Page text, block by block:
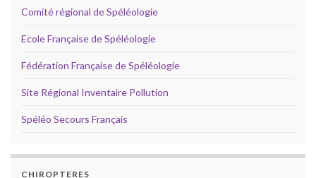
Comité régional de Spéléologie
Ecole Française de Spéléologie
Fédération Française de Spéléologie
Site Régional Inventaire Pollution
Spéléo Secours Français
CHIROPTERES